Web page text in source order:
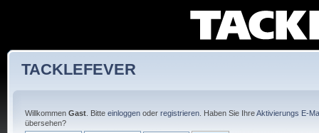
TACKLEFEVER
Willkommen Gast. Bitte einloggenoder registrieren. Haben Sie IhreAktivierungs E-
übersehen?